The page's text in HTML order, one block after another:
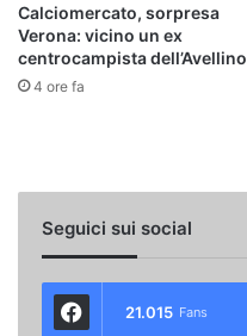
Calciomercato, sorpresa
Verona: vicino un ex
centrocampista dell’Avellino
4 ore fa
Seguici sui social
21.015 Fans